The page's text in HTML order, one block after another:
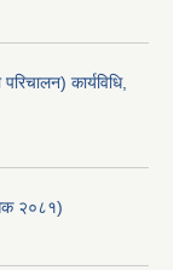
कार्यविधि,
२०८१)